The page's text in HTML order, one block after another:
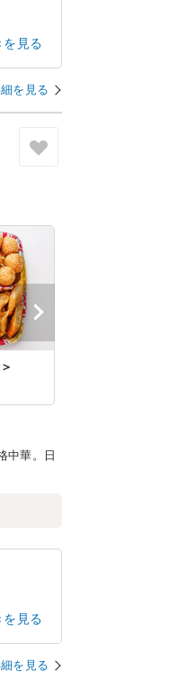
いで
06/18
を見る
を見る
中華。日
07/31
を見る
を見る